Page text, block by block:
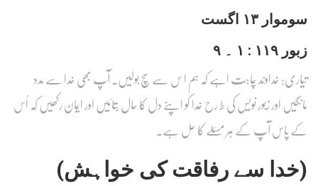
سوموار ۱۳ اگست
زبور ۱۱۹ : ۱ ۔ ۹
تیاری: خداوند چاہت اہے کہ ہم ا س سے سچ بولیں۔ آپ بھی خدا سے مدد
مانگیں اور زبور نویس کی ط رح خدا کو اپنے دل کا حال بتائیں اور ایمان رکھیں کہ اُس
کے پاس آپ کے ہر مسئلے کا حل ہے۔
(خدا سے رفاقت کی خواہش)